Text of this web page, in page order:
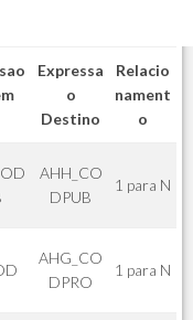
Expressa
o
Destino
Relacio
nament
o
AHH_CO
DPUB
1 para N
AHG_CO
DPRO
1 para N